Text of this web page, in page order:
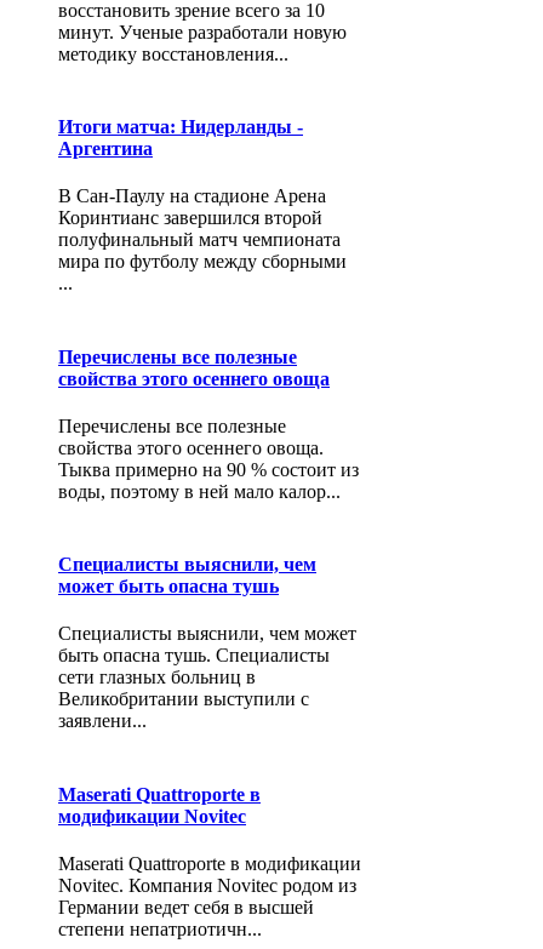
восстановить зрение всего за 10
минут. Ученые разработали новую
методику восстановления...
Итоги матча: Нидерланды -
Аргентина
В Сан-Паулу на стадионе Арена
Коринтианс завершился второй
полуфинальный матч чемпионата
мира по футболу между сборными
...
Перечислены все полезные
свойства этого осеннего овоща
Перечислены все полезные
свойства этого осеннего овоща.
Тыква примерно на 90 % состоит из
воды, поэтому в ней мало калор...
Специалисты выяснили, чем
может быть опасна тушь
Специалисты выяснили, чем может
быть опасна тушь. Специалисты
сети глазных больниц в
Великобритании выступили с
заявлени...
Maserati Quattroporte в
модификации Novitec
Maserati Quattroporte в модификации
Novitec. Компания Novitec родом из
Германии ведет себя в высшей
степени непатриотичн...